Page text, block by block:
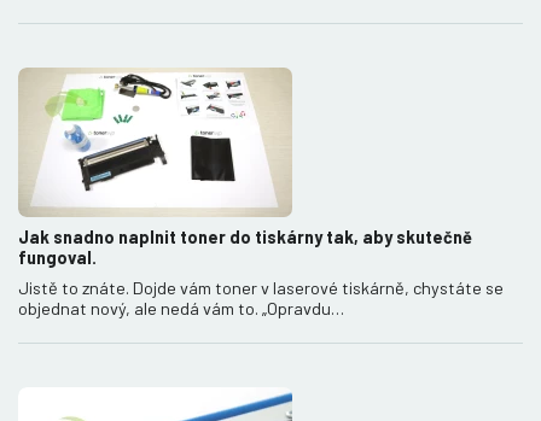
Jak snadno naplnit toner do tiskárny tak, aby skutečně
fungoval.
Jistě to znáte. Dojde vám toner v laserové tiskárně, chystáte se
objednat nový, ale nedá vám to. „Opravdu…